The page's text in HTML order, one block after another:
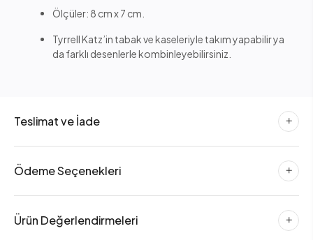
Ölçüler: 8 cm x 7 cm.
Tyrrell Katz’in tabak ve kaseleriyle takım yapabilir ya
da farklı desenlerle kombinleyebilirsiniz.
Teslimat ve İade
Ödeme Seçenekleri
Ürün Değerlendirmeleri